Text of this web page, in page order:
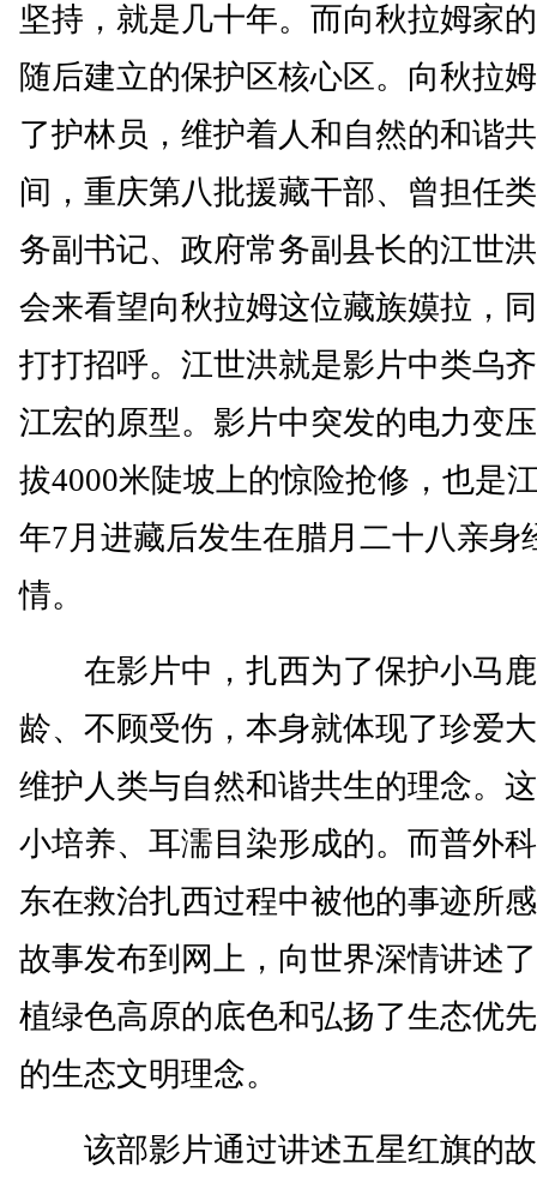
坚持，就是几十年。而向秋拉姆家
随后建立的保护区核心区。向秋拉
了护林员，维护着人和自然的和谐
间，重庆第八批援藏干部、曾担任
务副书记、政府常务副县长的江世
会来看望向秋拉姆这位藏族嫫拉，
打打招呼。江世洪就是影片中类乌
江宏的原型。影片中突发的电力变
拔4000米陡坡上的惊险抢修，也是
年7月进藏后发生在腊月二十八亲身
情。
在影片中，扎西为了保护小马鹿
龄、不顾受伤，本身就体现了珍爱
维护人类与自然和谐共生的理念。
小培养、耳濡目染形成的。而普外
东在救治扎西过程中被他的事迹所
故事发布到网上，向世界深情讲述
植绿色高原的底色和弘扬了生态优
的生态文明理念。
该部影片通过讲述五星红旗的故